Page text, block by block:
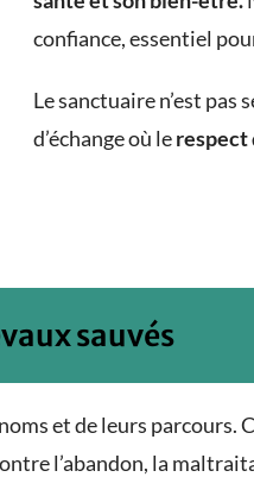
confiance, essentiel
Le sanctuaire n’est pas
d’échange où lerespect
sauvés
et de leurs parcours.
l’abandon, la